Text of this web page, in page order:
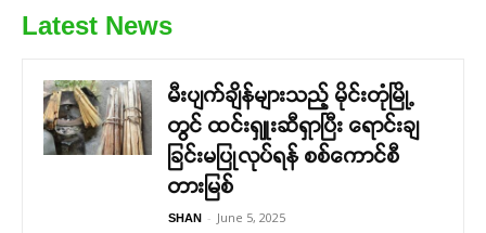
Latest News
မီးပျက်ချိန်များသည့် မိုင်းတုံမြို့
တွင် ထင်းရှူးဆီရှာပြီး ရောင်းချ
ခြင်းမပြုလုပ်ရန် စစ်ကောင်စီ
တားမြစ်
SHAN - June 5, 2025